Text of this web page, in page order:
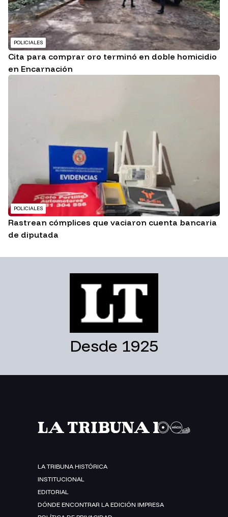
POLICIALES
Cita para comprar oro terminó en doble homicidio
en Encarnación
POLICIALES
Rastrean cómplices que vaciaron cuenta bancaria
de diputada
Desde 1925
LA TRIBUNA HISTÓRICA
INSTITUCIONAL
EDITORIAL
DÓNDE ENCONTRAR LA EDICIÓN IMPRESA